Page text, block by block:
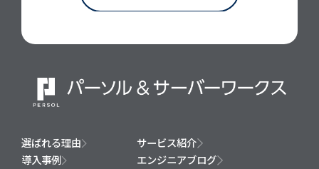
選ばれる理由
サービス紹介
導入事例
エンジニアブログ